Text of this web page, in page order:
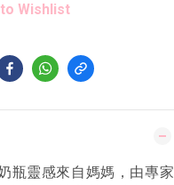
Wishlist
瓶靈感來自媽媽，由專家